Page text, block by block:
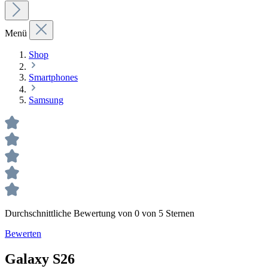
Menü
Shop
Smartphones
Samsung
Durchschnittliche Bewertung von 0 von 5 Sternen
Bewerten
Galaxy S26